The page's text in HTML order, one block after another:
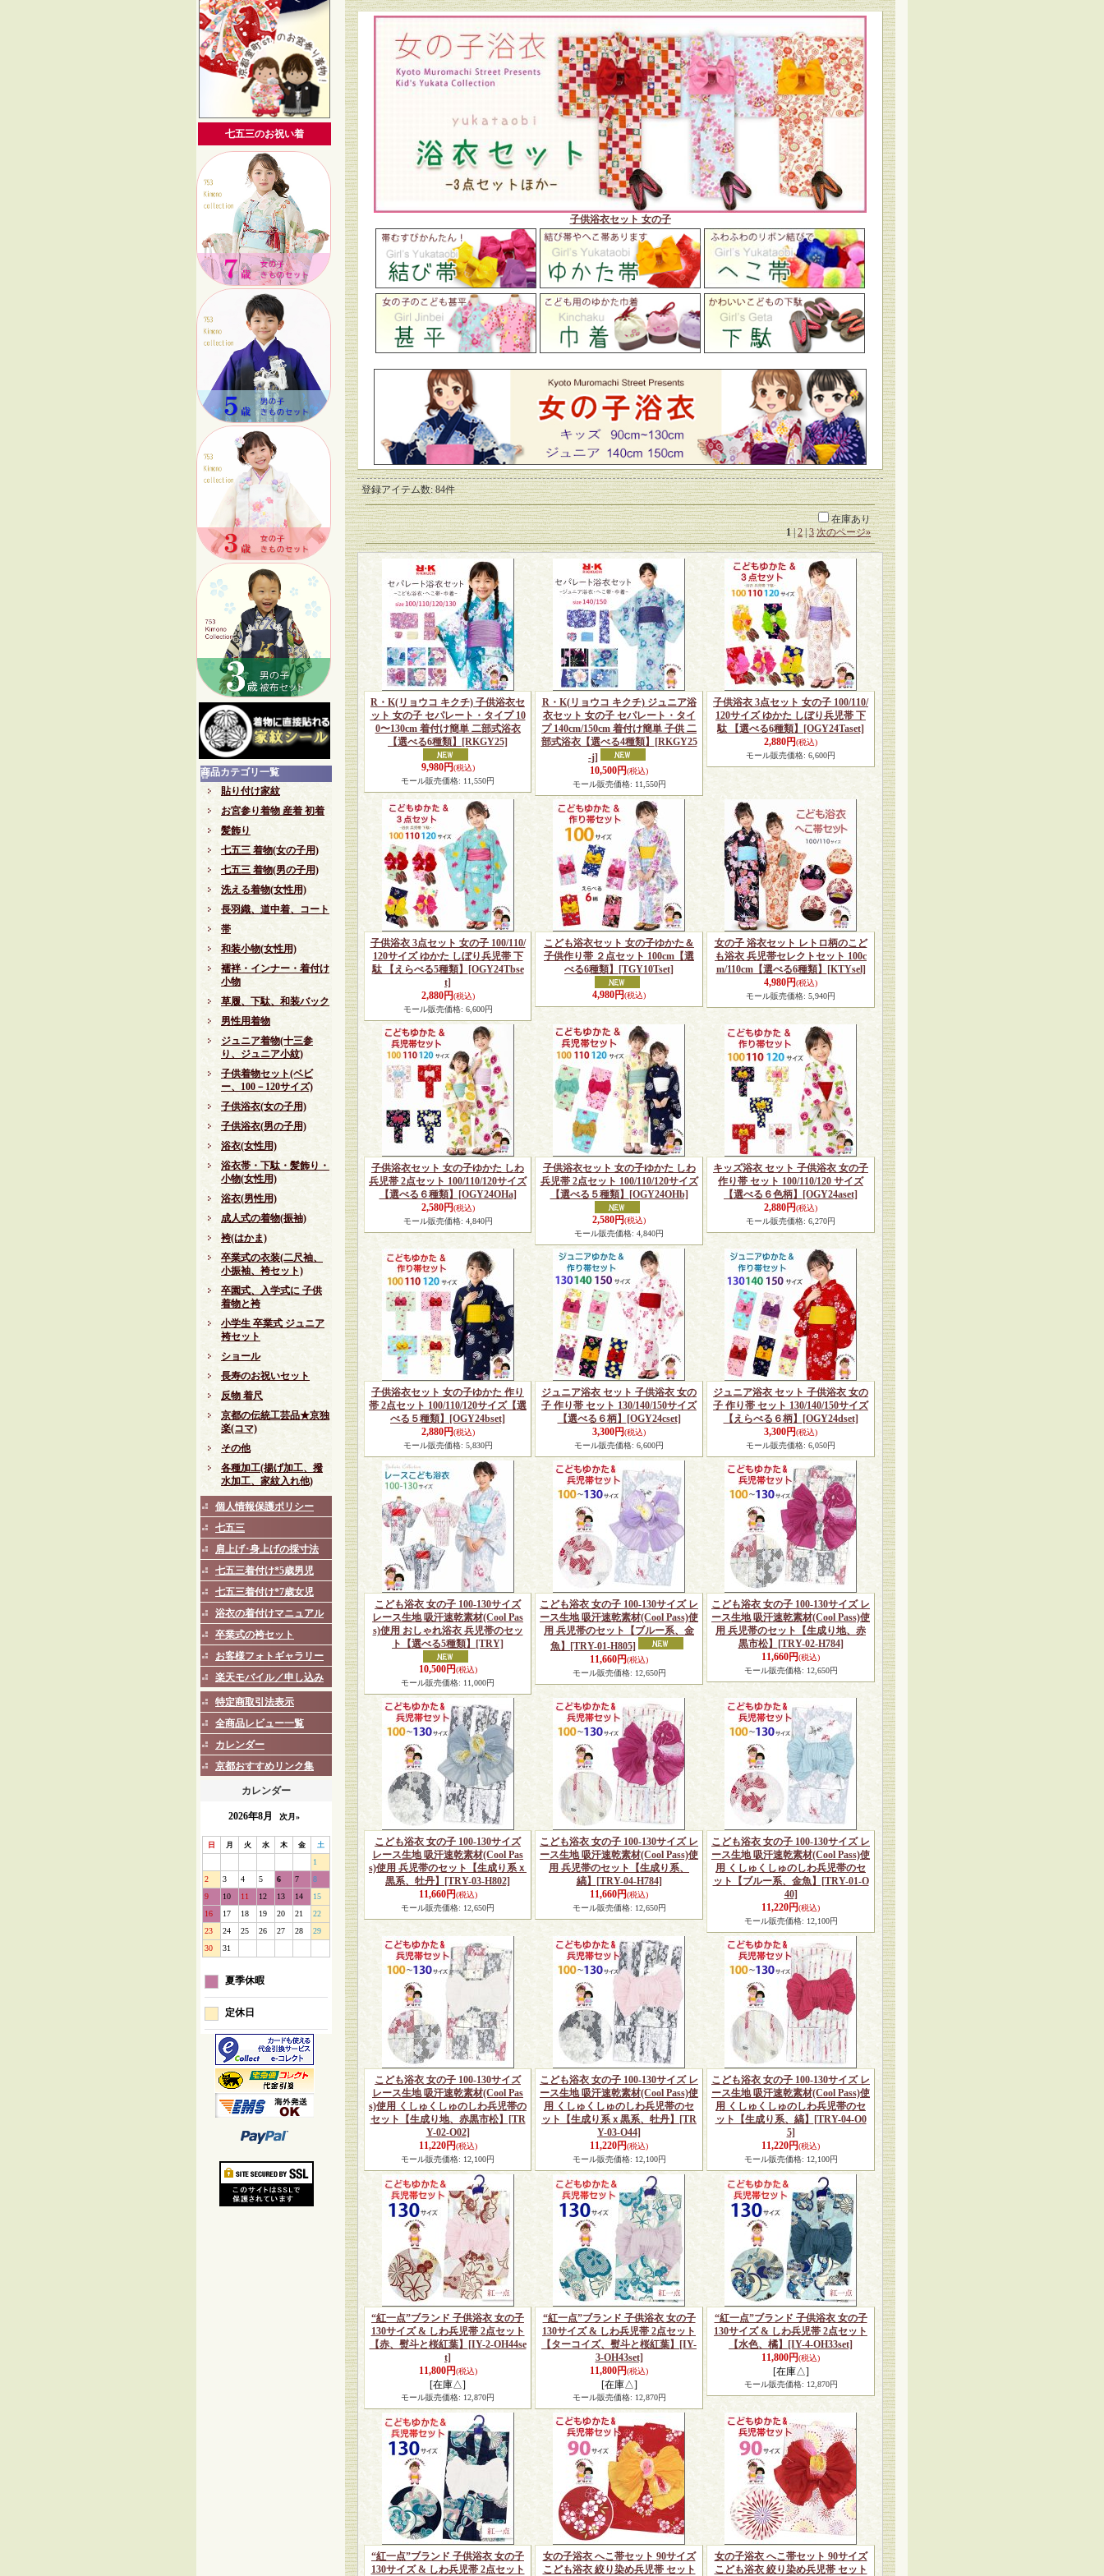
七五三のお祝い着
商品カテゴリ一覧
貼り付け家紋
お宮参り着物 産着 初着
髪飾り
七五三 着物(女の子用)
七五三 着物(男の子用)
洗える着物(女性用)
長羽織、道中着、コート
帯
和装小物(女性用)
襦袢・インナー・着付け
小物
草履、下駄、和装バック
男性用着物
ジュニア着物(十三参
り、ジュニア小紋)
子供着物セット(ベビ
ー、100－120サイズ)
子供浴衣(女の子用)
子供浴衣(男の子用)
浴衣(女性用)
浴衣帯・下駄・髪飾り・
小物(女性用)
浴衣(男性用)
成人式の着物(振袖)
袴(はかま)
卒業式の衣装(二尺袖、
小振袖、袴セット)
卒園式、入学式に 子供
着物と袴
小学生 卒業式 ジュニア
袴セット
ショール
長寿のお祝いセット
反物 着尺
京都の伝統工芸品★京独
楽(コマ)
その他
各種加工(揚げ加工、撥
水加工、家紋入れ他)
個人情報保護ポリシー
七五三
肩上げ･身上げの採寸法
七五三着付け*5歳男児
七五三着付け*7歳女児
浴衣の着付けマニュアル
卒業式の袴セット
お客様フォトギャラリー
楽天モバイル／申し込み
特定商取引法表示
全商品レビュー一覧
カレンダー
京都おすすめリンク集
カレンダー
2026年8月 次月»
日 月 火 水 木 金 土
1
2
3 4 5 6 7
8
9
10 11 12 13 14
15
16
17 18 19 20 21
22
23
24 25 26 27 28
29
30
31
夏季休暇
定休日
子供浴衣セット 女の子
登録アイテム数:84件
在庫あり
1|2|3 次のページ»
R・K(リョウコ キクチ) 子供浴衣セ
ット 女の子 セパレート・タイプ 10
0〜130cm 着付け簡単 二部式浴衣
【選べる6種類】
[RKGY25]
9,980円(税込)
モール販売価格: 11,550円
R・K(リョウコ キクチ) ジュニア浴
衣セット 女の子 セパレート・タイ
プ 140cm/150cm 着付け簡単 子供 二
部式浴衣【選べる4種類】
[RKGY25
-j]
10,500円(税込)
モール販売価格: 11,550円
子供浴衣 3点セット 女の子 100/110/
120サイズ ゆかた しぼり兵児帯 下
駄 【選べる6種類】
[OGY24Taset]
2,880円(税込)
モール販売価格: 6,600円
子供浴衣 3点セット 女の子 100/110/
120サイズ ゆかた しぼり兵児帯 下
駄 【えらべる5種類】
[OGY24Tbse
t]
2,880円(税込)
モール販売価格: 6,600円
こども浴衣セット 女の子ゆかた＆
子供作り帯 ２点セット 100cm【選
べる6種類】
[TGY10Tset]
4,980円(税込)
女の子 浴衣セット レトロ柄のこど
も浴衣 兵児帯セレクトセット 100c
m/110cm【選べる6種類】
[KTYsel]
4,980円(税込)
モール販売価格: 5,940円
子供浴衣セット 女の子ゆかた しわ
兵児帯 2点セット 100/110/120サイズ
【選べる６種類】
[OGY24OHa]
2,580円(税込)
モール販売価格: 4,840円
子供浴衣セット 女の子ゆかた しわ
兵児帯 2点セット 100/110/120サイズ
【選べる５種類】
[OGY24OHb]
2,580円(税込)
モール販売価格: 4,840円
キッズ浴衣 セット 子供浴衣 女の子
作り帯 セット 100/110/120 サイズ
【選べる６色柄】
[OGY24aset]
2,880円(税込)
モール販売価格: 6,270円
子供浴衣セット 女の子ゆかた 作り
帯 2点セット 100/110/120サイズ【選
べる５種類】
[OGY24bset]
2,880円(税込)
モール販売価格: 5,830円
ジュニア浴衣 セット 子供浴衣 女の
子 作り帯 セット 130/140/150サイズ
【選べる６柄】
[OGY24cset]
3,300円(税込)
モール販売価格: 6,600円
ジュニア浴衣 セット 子供浴衣 女の
子 作り帯 セット 130/140/150サイズ
【えらべる６柄】
[OGY24dset]
3,300円(税込)
モール販売価格: 6,050円
こども浴衣 女の子 100-130サイズ
レース生地 吸汗速乾素材(Cool Pas
s)使用 おしゃれ浴衣 兵児帯のセッ
ト【選べる5種類】
[TRY]
10,500円(税込)
モール販売価格: 11,000円
こども浴衣 女の子 100-130サイズ レ
ース生地 吸汗速乾素材(Cool Pass)使
用 兵児帯のセット【ブルー系、金
魚】
[TRY-01-H805]
11,660円(税込)
モール販売価格: 12,650円
こども浴衣 女の子 100-130サイズ レ
ース生地 吸汗速乾素材(Cool Pass)使
用 兵児帯のセット【生成り地、赤
黒市松】
[TRY-02-H784]
11,660円(税込)
モール販売価格: 12,650円
こども浴衣 女の子 100-130サイズ
レース生地 吸汗速乾素材(Cool Pas
s)使用 兵児帯のセット【生成り系ｘ
黒系、牡丹】
[TRY-03-H802]
11,660円(税込)
モール販売価格: 12,650円
こども浴衣 女の子 100-130サイズ レ
ース生地 吸汗速乾素材(Cool Pass)使
用 兵児帯のセット【生成り系、
縞】
[TRY-04-H784]
11,660円(税込)
モール販売価格: 12,650円
こども浴衣 女の子 100-130サイズ レ
ース生地 吸汗速乾素材(Cool Pass)使
用 くしゅくしゅのしわ兵児帯のセ
ット【ブルー系、金魚】
[TRY-01-O
40]
11,220円(税込)
モール販売価格: 12,100円
こども浴衣 女の子 100-130サイズ
レース生地 吸汗速乾素材(Cool Pas
s)使用 くしゅくしゅのしわ兵児帯の
セット【生成り地、赤黒市松】
[TR
Y-02-O02]
11,220円(税込)
モール販売価格: 12,100円
こども浴衣 女の子 100-130サイズ レ
ース生地 吸汗速乾素材(Cool Pass)使
用 くしゅくしゅのしわ兵児帯のセ
ット【生成り系ｘ黒系、牡丹】
[TR
Y-03-O44]
11,220円(税込)
モール販売価格: 12,100円
こども浴衣 女の子 100-130サイズ レ
ース生地 吸汗速乾素材(Cool Pass)使
用 くしゅくしゅのしわ兵児帯のセ
ット【生成り系、縞】
[TRY-04-O0
5]
11,220円(税込)
モール販売価格: 12,100円
“紅一点”ブランド 子供浴衣 女の子
130サイズ & しわ兵児帯 2点セット
【赤、熨斗と桜紅葉】
[IY-2-OH44se
t]
11,800円(税込)
[在庫△]
モール販売価格: 12,870円
“紅一点”ブランド 子供浴衣 女の子
130サイズ & しわ兵児帯 2点セット
【ターコイズ、熨斗と桜紅葉】
[IY-
3-OH43set]
11,800円(税込)
[在庫△]
モール販売価格: 12,870円
“紅一点”ブランド 子供浴衣 女の子
130サイズ & しわ兵児帯 2点セット
【水色、橘】
[IY-4-OH33set]
11,800円(税込)
[在庫△]
モール販売価格: 12,870円
“紅一点”ブランド 子供浴衣 女の子
130サイズ & しわ兵児帯 2点セット
女の子浴衣 へこ帯セット 90サイズ
こども浴衣 絞り染め兵児帯 セット
女の子浴衣 へこ帯セット 90サイズ
こども浴衣 絞り染め兵児帯 セット